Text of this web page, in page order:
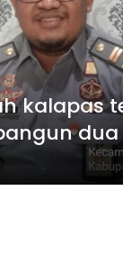
kalapas
guna